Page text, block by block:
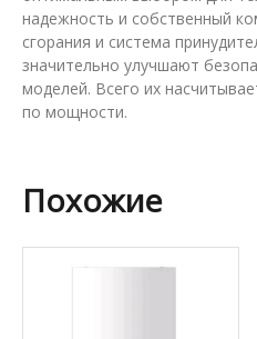
надежность и собственный
сгорания и система
значительно улучшают
моделей. Всего их
по мощности.
Похожие